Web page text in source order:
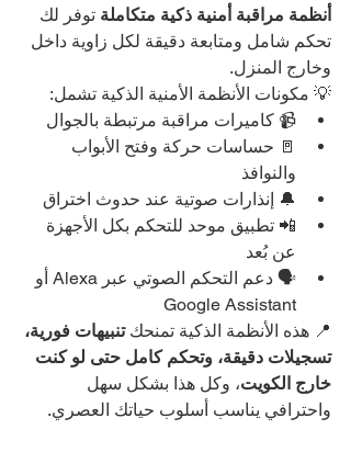
أنظمة مراقبة أمنية ذكية متكاملة توفر لك
تحكم شامل ومتابعة دقيقة لكل زاوية داخل
وخارج المنزل.
💡 مكونات الأنظمة الأمنية الذكية تشمل:
📹 كاميرات مراقبة مرتبطة بالجوال
🚪 حساسات حركة وفتح الأبواب
والنوافذ
🔔 إنذارات صوتية عند حدوث اختراق
📲 تطبيق موحد للتحكم بكل الأجهزة
عن بُعد
🗣️ دعم التحكم الصوتي عبر Alexa أو
Google Assistant
📍 هذه الأنظمة الذكية تمنحك تنبيهات فورية،
تسجيلات دقيقة، وتحكم كامل حتى لو كنت
خارج الكويت، وكل هذا بشكل سهل
واحترافي يناسب أسلوب حياتك العصري.